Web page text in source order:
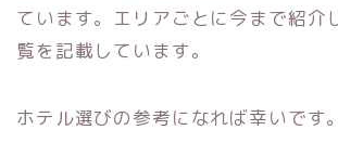
ています。エリアごとに今まで紹介
覧を記載しています。
ホテル選びの参考になれば幸いです。